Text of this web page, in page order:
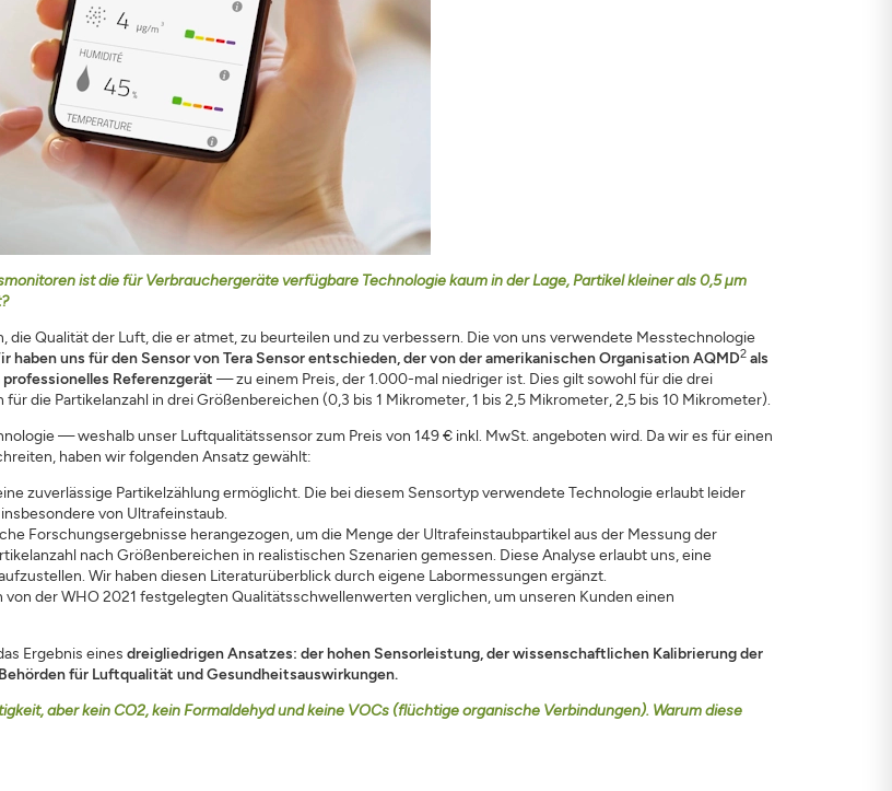
ist die für Verbrauchergeräte verfügbare Technologie kaum in der Lage, Partikel kleiner als 0,5 µm
Qualität der Luft, die er atmet, zu beurteilen und zu verbessern. Die von uns verwendete Messtechnologie
haben uns für den Sensor von Tera Sensor entschieden, der von der amerikanischen Organisation AQMD2als
Referenzgerät — zu einem Preis, der 1.000-mal niedriger ist. Dies gilt sowohl für die drei
die Partikelanzahl in drei Größenbereichen (0,3 bis 1 Mikrometer, 1 bis 2,5 Mikrometer, 2,5 bis 10 Mikrometer).
— weshalb unser Luftqualitätssensor zum Preis von 149 € inkl. MwSt. angeboten wird. Da wir es für einen
haben wir folgenden Ansatz gewählt:
zuverlässige Partikelzählung ermöglicht. Die bei diesem Sensortyp verwendete Technologie erlaubt leider
von Ultrafeinstaub.
Forschungsergebnisse herangezogen, um die Menge der Ultrafeinstaubpartikel aus der Messung der
nach Größenbereichen in realistischen Szenarien gemessen. Diese Analyse erlaubt uns, eine
Wir haben diesen Literaturüberblick durch eigene Labormessungen ergänzt.
der WHO 2021 festgelegten Qualitätsschwellenwerten verglichen, um unseren Kunden einen
Ergebnis eines dreigliedrigen Ansatzes: der hohen Sensorleistung, der wissenschaftlichen Kalibrierung der
für Luftqualität und Gesundheitsauswirkungen.
aber kein CO2, kein Formaldehyd und keine VOCs (flüchtige organische Verbindungen). Warum diese